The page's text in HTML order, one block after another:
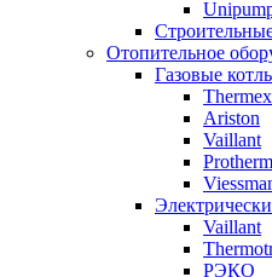
Отопительное
Газовые
Thermex
Ariston
Vaillant
Protherm
Vaillant
РЭКО